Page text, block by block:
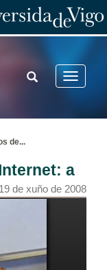
Toggle
TOGGLE
SEARCH
de...
a
19 de xuño de 2008